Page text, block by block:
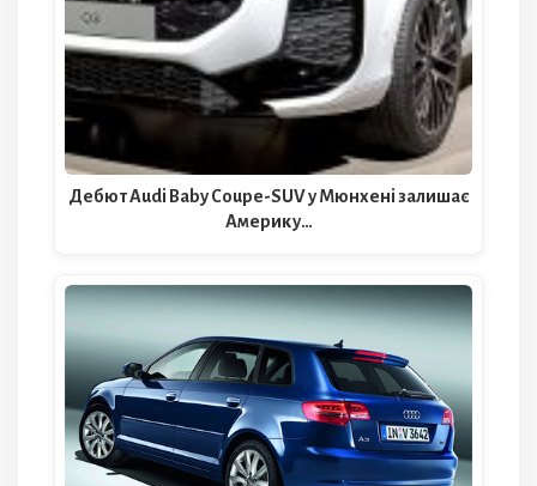
Дебют Audi Baby Coupe-SUV у Мюнхені залишає
Америку…